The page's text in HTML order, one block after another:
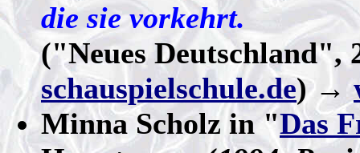
die sie vorkehrt.
("Neues Deutschland",
schauspielschule.de) →
Minna Scholz in "Das